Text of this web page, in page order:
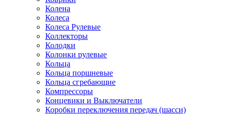
Колена
Колеса
Колеса Рулевые
Коллекторы
Колодки
Колонки рулевые
Кольца
Кольца поршневые
Кольца сгребающие
Компрессоры
Концевики и Выключатели
Коробки переключения передач (шасси)